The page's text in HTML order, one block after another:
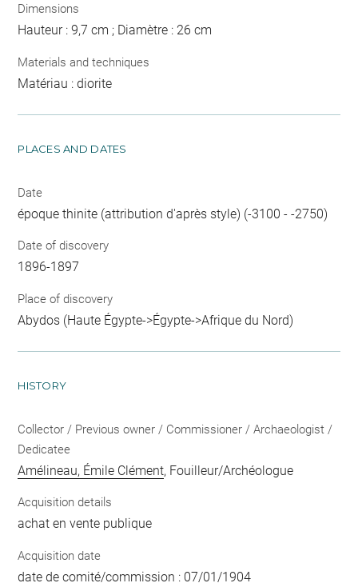
Dimensions
Hauteur : 9,7 cm ; Diamètre : 26 cm
Materials and techniques
Matériau : diorite
PLACES AND DATES
Date
époque thinite (attribution d'après style) (-3100 - -2750)
Date of discovery
1896-1897
Place of discovery
Abydos (Haute Égypte->Égypte->Afrique du Nord)
HISTORY
Collector / Previous owner / Commissioner / Archaeologist /
Dedicatee
Amélineau, Émile Clément, Fouilleur/Archéologue
Acquisition details
achat en vente publique
Acquisition date
date de comité/commission : 07/01/1904